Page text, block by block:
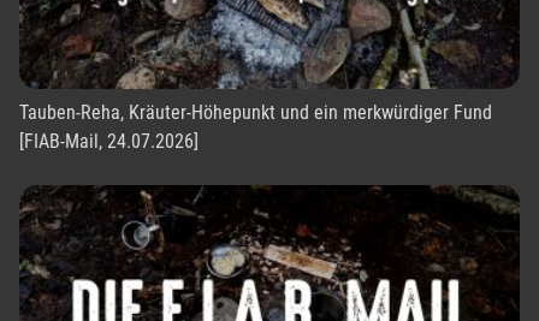
Tauben-Reha, Kräuter-Höhepunkt und ein merkwürdiger Fund
[FIAB-Mail, 24.07.2026]